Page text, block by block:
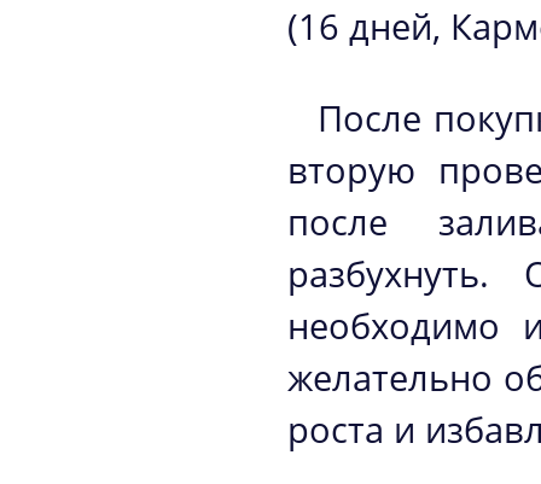
(16 дней,
После
вторую
после
необходимо
желательно
роста и